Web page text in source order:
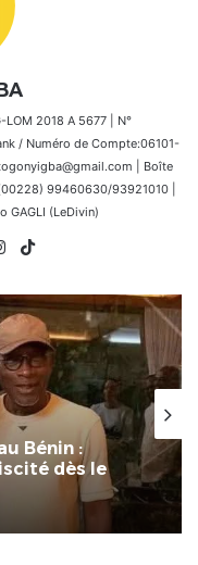
2018 A 5677 | N°
/ Numéro de Compte:06101-
| Boîte
99460630/93921010 |
GAGLI (LeDivin)
Instagram
Bénin :
dès le